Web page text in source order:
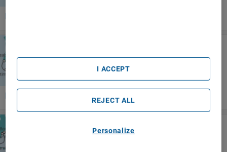
Abfahrten: 30 Aug; 13 Sep
Suiten All inclusive*
771
Abfahrten: 20 Okt
Personalize
REJECT ALL
I ACCEPT